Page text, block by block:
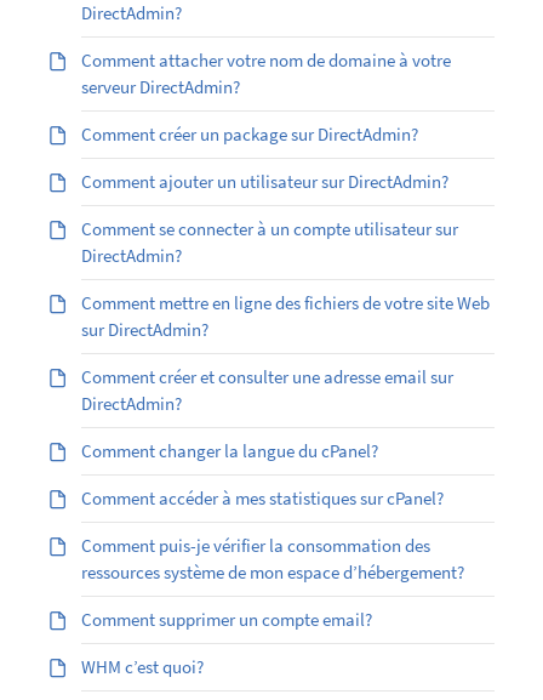
DirectAdmin?
Comment attacher votre nom de domaine à votre
serveur DirectAdmin?
Comment créer un package sur DirectAdmin?
Comment ajouter un utilisateur sur DirectAdmin?
Comment se connecter à un compte utilisateur sur
DirectAdmin?
Comment mettre en ligne des fichiers de votre site Web
sur DirectAdmin?
Comment créer et consulter une adresse email sur
DirectAdmin?
Comment changer la langue du cPanel?
Comment accéder à mes statistiques sur cPanel?
Comment puis-je vérifier la consommation des
ressources système de mon espace d’hébergement?
Comment supprimer un compte email?
WHM c’est quoi?